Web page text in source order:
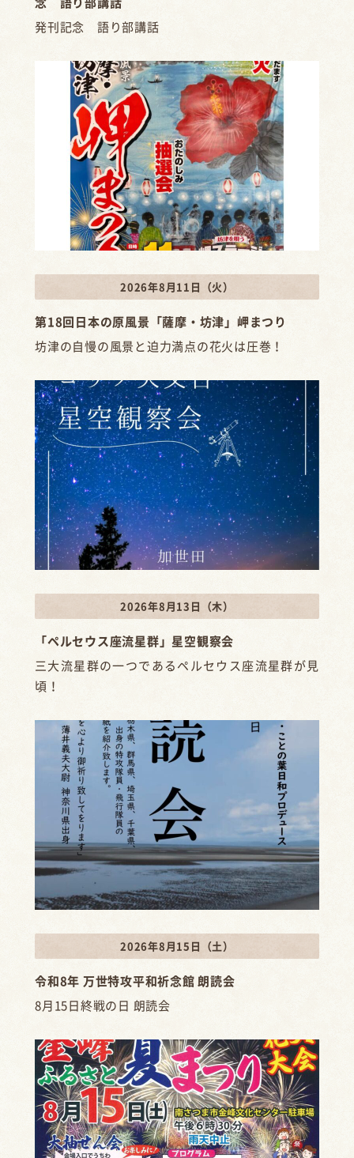
発刊記念 語り部講話
2026年8月11日（火）
第18回日本の原風景「薩摩・坊津」岬まつり
坊津の自慢の風景と迫力満点の花火は圧巻！
2026年8月13日（木）
「ペルセウス座流星群」星空観察会
三大流星群の一つであるペルセウス座流星群が見
頃！
2026年8月15日（土）
令和8年 万世特攻平和祈念館 朗読会
8月15日終戦の日 朗読会